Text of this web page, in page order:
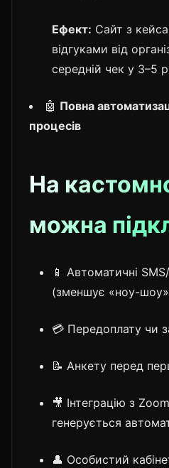
Ефект: Сайт з
відгуками від
середній чек у 3–5
🤖 Повна
процесів
На
можна
📱 Автоматичні
(зменшує «ноу-
💳 Передоплату чи
📝 Анкету перед
🎥 Інтеграцію з
генерується
👤 Особистий